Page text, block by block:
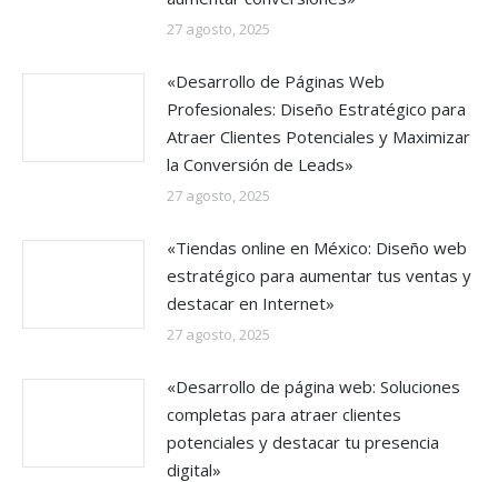
27 agosto, 2025
«Desarrollo de Páginas Web
Profesionales: Diseño Estratégico para
Atraer Clientes Potenciales y Maximizar
la Conversión de Leads»
27 agosto, 2025
«Tiendas online en México: Diseño web
estratégico para aumentar tus ventas y
destacar en Internet»
27 agosto, 2025
«Desarrollo de página web: Soluciones
completas para atraer clientes
potenciales y destacar tu presencia
digital»